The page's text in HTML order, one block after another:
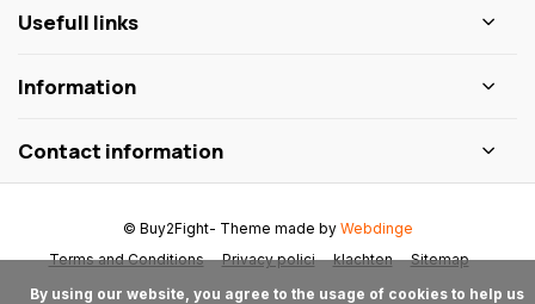
Usefull links
Information
Contact information
Terms and Conditions Privacy polici klachten Sitemap
© Buy2Fight- Theme made by Webdinge